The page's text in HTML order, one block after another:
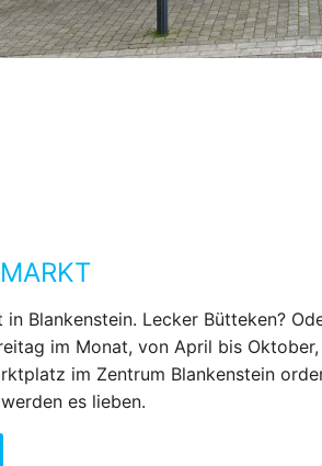
in Blankenstein. Lecker Bütteken?
im Monat, von April bis
im Zentrum Blankenstein
es lieben.